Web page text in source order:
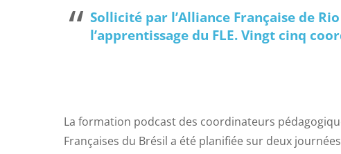
Sollicité par l’Alliance Française de
l’apprentissage du FLE. Vingt cinq
La formation podcast des coordinateurs
Françaises du Brésil a été planifiée sur deux